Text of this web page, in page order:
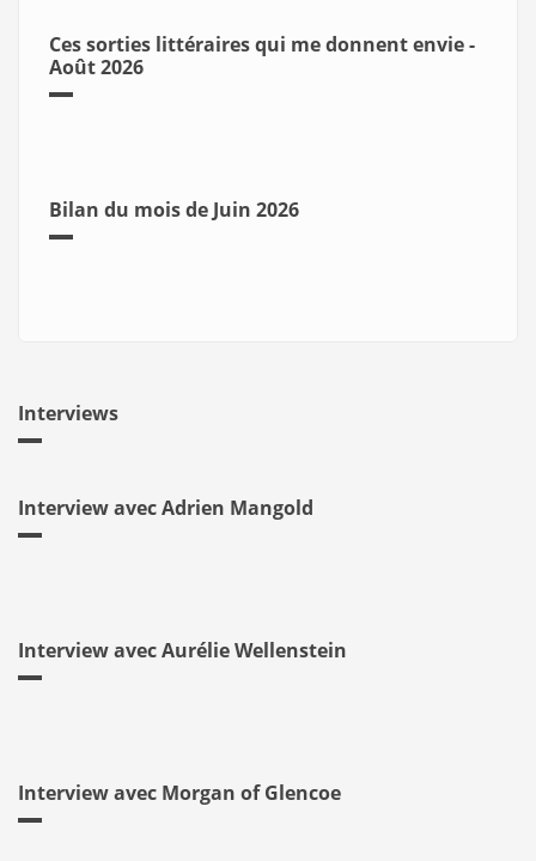
Ces sorties littéraires qui me donnent envie -
Août 2026
Bilan du mois de Juin 2026
Interviews
Interview avec Adrien Mangold
Interview avec Aurélie Wellenstein
Interview avec Morgan of Glencoe